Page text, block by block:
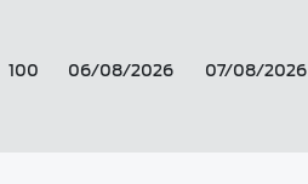
100 06/08/2026 07/08/2026